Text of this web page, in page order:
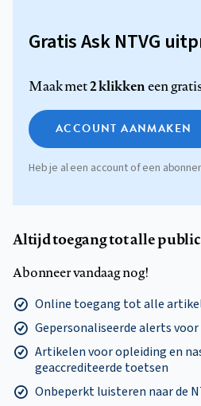
Gratis Ask NTVG
Maak met2 klikkeneen
ACCOUNT AANMAKEN
Heb je al een account of een
Altijd toegang tot alle
Abonneer vandaag nog!
Online toegang tot alle
Gepersonaliseerde alerts
Artikelen voor opleiding en
geaccrediteerde toetsen
Onbeperkt luisteren naar de